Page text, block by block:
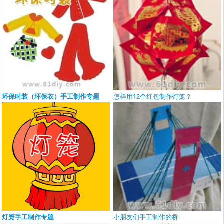
环保时装（环保衣）手工制作专题 怎样用12个红包制作灯笼？
灯笼手工制作专题 小朋友们手工制作的桥